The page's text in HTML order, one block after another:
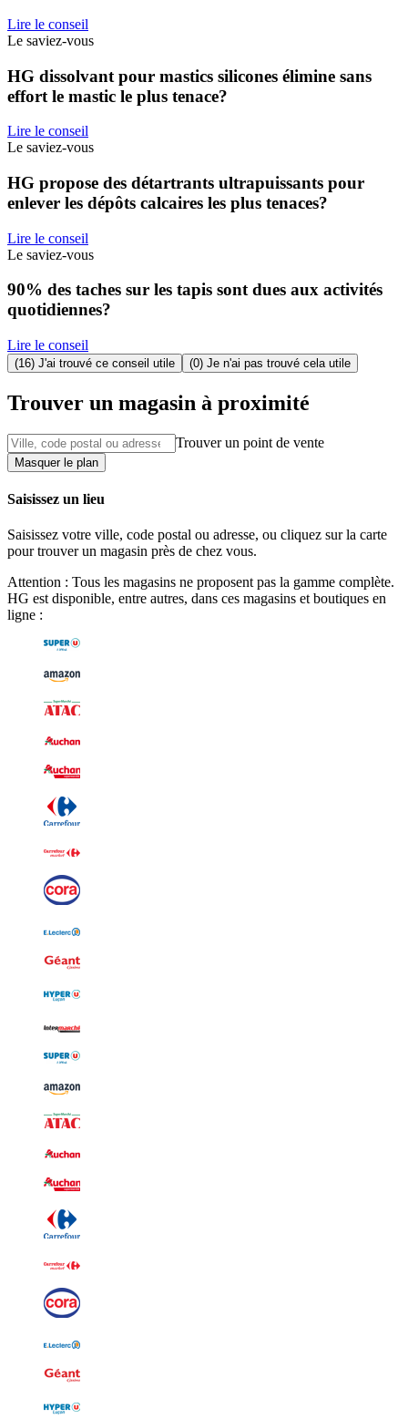
Lire le conseil
Le saviez-vous
HG dissolvant pour mastics silicones élimine sans
effort le mastic le plus tenace?
Lire le conseil
Le saviez-vous
HG propose des détartrants ultrapuissants pour
enlever les dépôts calcaires les plus tenaces?
Lire le conseil
Le saviez-vous
90% des taches sur les tapis sont dues aux activités
quotidiennes?
Lire le conseil
(16) J'ai trouvé ce conseil utile (0) Je n'ai pas trouvé cela utile
Trouver un magasin à proximité
Trouver un point de vente
Masquer le plan
Saisissez un lieu
Saisissez votre ville, code postal ou adresse, ou cliquez sur la carte
pour trouver un magasin près de chez vous.
Attention : Tous les magasins ne proposent pas la gamme complète.
HG est disponible, entre autres, dans ces magasins et boutiques en
ligne :